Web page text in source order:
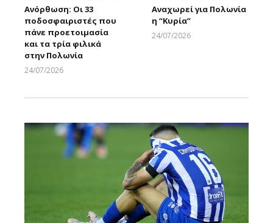
Ανόρθωση: Οι 33
ποδοσφαιριστές που
πάνε προετοιμασία
και τα τρία φιλικά
στην Πολωνία
24/07/2026
Αναχωρεί για Πολωνία
η “Κυρία”
24/07/2026